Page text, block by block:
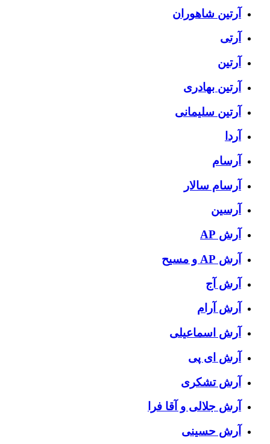
آرتين شاهوران
آرتی
آرتین
آرتین بهادری
آرتین سلیمانی
آردا
آرسام
آرسام سالار
آرسین
آرش AP
آرش AP و مسیح
آرش آج
آرش آرام
آرش اسماعیلی
آرش ای پی
آرش تشکری
آرش جلالی و آقا فرا
آرش حسینی